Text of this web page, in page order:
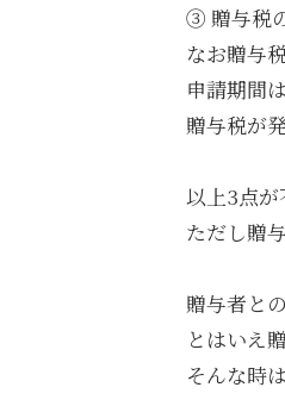
③ 贈与税
なお贈与
申請期間
贈与税が
以上3点が
ただし贈
贈与者と
とはいえ
そんな時